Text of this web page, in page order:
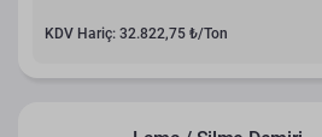
KDV Hariç: 32.822,75 ₺/Ton